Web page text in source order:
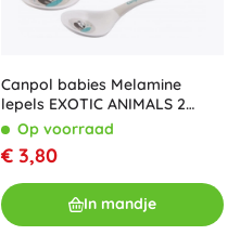
Canpol babies Melamine
lepels EXOTIC ANIMALS 2
stuks grijs
Op voorraad
€ 3,80
In mandje